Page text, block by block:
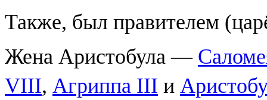
Также, был правителем
Жена Аристобула —
VIII, Агриппа III и